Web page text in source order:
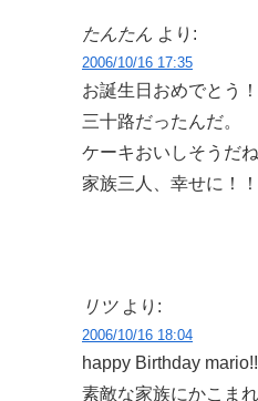
たんたん より:
2006/10/16 17:35
お誕生日おめでとう！
三十路だったんだ。
ケーキおいしそうだね
家族三人、幸せに！！
リツ より:
2006/10/16 18:04
happy Birthday
素敵な家族にかこま